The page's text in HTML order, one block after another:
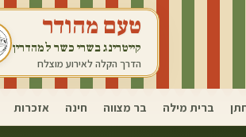
טעם מהודר
קייטרינג בשרי כשר למהדרין
הדרך הקלה לאירוע מוצלח
ברית מילה בר מצווה חינה אזכרות